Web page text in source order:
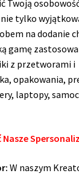
Twoją
tylko
na dodanie
gamę
z przetworami
opakowania,
laptopy,
Nasze
W naszym